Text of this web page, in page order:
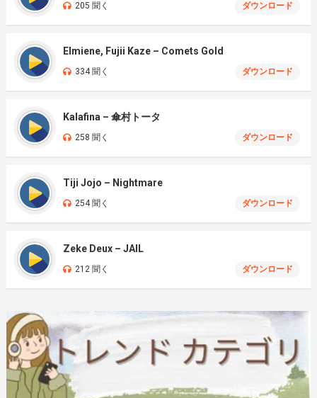
205 聞く ダウンロード
Elmiene, Fujii Kaze – Comets Gold
334 聞く ダウンロード
Kalafina – 傘村トータ
258 聞く ダウンロード
Tiji Jojo – Nightmare
254 聞く ダウンロード
Zeke Deux – JAIL
212 聞く ダウンロード